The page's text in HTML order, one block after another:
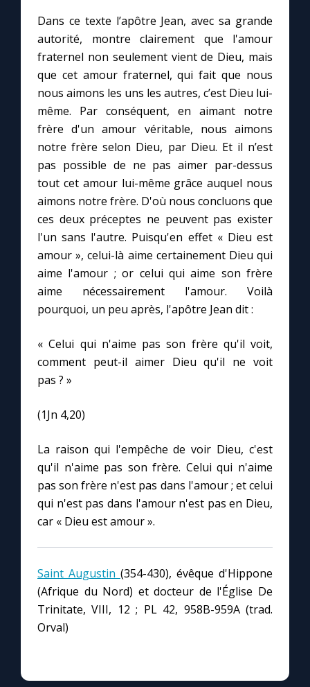
L'Évangile chaque jour
Les premiers samedis du mois
Marie qui défait les nœuds
Me consacrer à Jésus par Marie
Mes intentions de prière
Une Minute avec Marie
Une neuvaine
À la une
1000 Raisons de Croire
Chapelet pour le monde
Contact
Faire un don
Marie de Nazareth
Dans ce texte l’apôtre Jean, avec sa grande
autorité, montre clairement que l'amour
fraternel non seulement vient de Dieu, mais
que cet amour fraternel, qui fait que nous
nous aimons les uns les autres, c’est Dieu lui-
même. Par conséquent, en aimant notre
frère d'un amour véritable, nous aimons
notre frère selon Dieu, par Dieu. Et il n’est
pas possible de ne pas aimer par-dessus
tout cet amour lui-même grâce auquel nous
aimons notre frère. D'où nous concluons que
ces deux préceptes ne peuvent pas exister
l'un sans l'autre. Puisqu'en effet « Dieu est
amour », celui-là aime certainement Dieu qui
aime l'amour ; or celui qui aime son frère
aime nécessairement l'amour. Voilà
pourquoi, un peu après, l'apôtre Jean dit :
« Celui qui n'aime pas son frère qu'il voit,
comment peut-il aimer Dieu qu'il ne voit
pas ? »
(1Jn 4,20)
La raison qui l'empêche de voir Dieu, c'est
qu'il n'aime pas son frère. Celui qui n'aime
pas son frère n'est pas dans l'amour ; et celui
qui n'est pas dans l'amour n'est pas en Dieu,
car « Dieu est amour ».
Saint Augustin (354-430), évêque d'Hippone
(Afrique du Nord) et docteur de l'Église De
Trinitate, VIII, 12 ; PL 42, 958B-959A (trad.
Orval)